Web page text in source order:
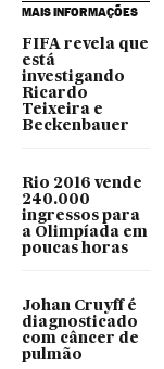
MAIS INFORMAÇÕES
FIFA revela que
está
investigando
Ricardo
Teixeira e
Beckenbauer
Rio 2016 vende
240.000
ingressos para
a Olimpíada em
poucas horas
Johan Cruyff é
diagnosticado
com câncer de
pulmão